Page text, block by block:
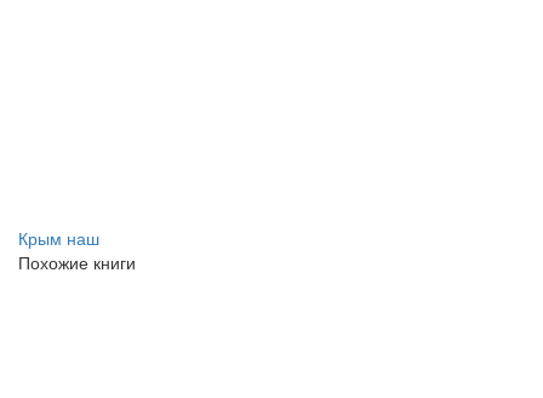
Крым наш
Похожие книги